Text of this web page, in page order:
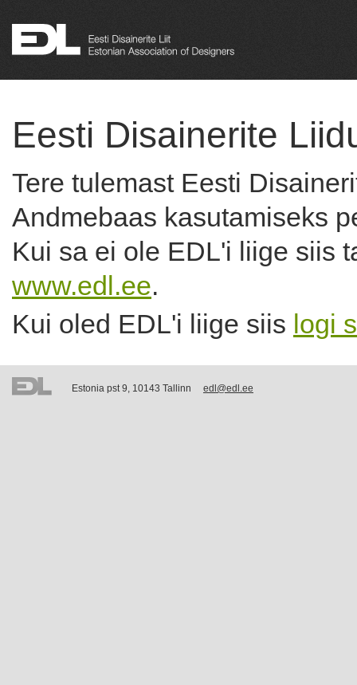
Eesti Disainerite
Tere tulemast Eesti
Andmebaas kasutamiseks
Kui sa ei ole EDL'i liige siis
www.edl.ee.
Kui oled EDL'i liige siis logi
Estonia pst 9, 10143 Tallinn edl@edl.ee